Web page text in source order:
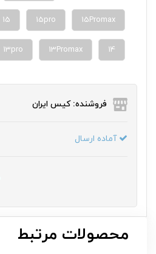
15Promax
15pro
15
14
13Promax
13pro
فروشنده: کیس ایران
آماده ارسال
محصولات مرتبط